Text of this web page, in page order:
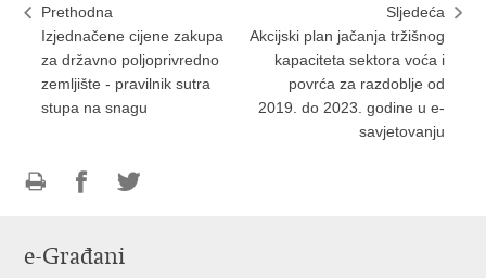
Prethodna
Izjednačene cijene zakupa
za državno poljoprivredno
zemljište - pravilnik sutra
stupa na snagu
Sljedeća
Akcijski plan jačanja tržišnog
kapaciteta sektora voća i
povrća za razdoblje od
2019. do 2023. godine u e-
savjetovanju
FacebookuTwitteru
e-Građani